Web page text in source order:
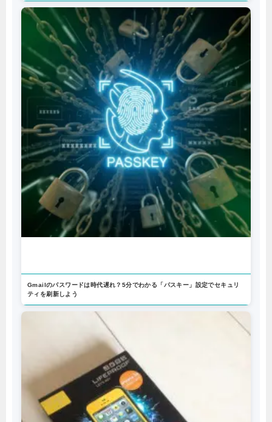
Gmailのパスワードは時代遅れ？5分でわかる「パスキー」設定でセキュリ
ティを刷新しよう